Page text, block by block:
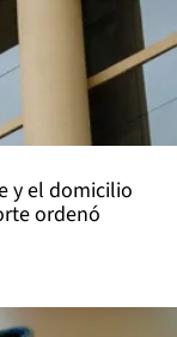
y el domicilio
ordenó